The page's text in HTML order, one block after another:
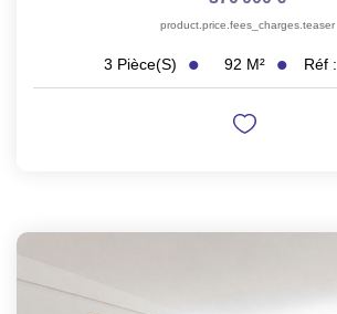
product.price.fees_charges.teaser
3 Pièce(s) 92 M² Réf :